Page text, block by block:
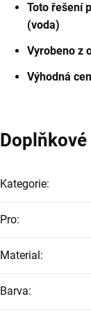
Toto řešení
(voda)
Vyrobeno z
Výhodná
Kategorie:
Pro:
Material:
Barva: